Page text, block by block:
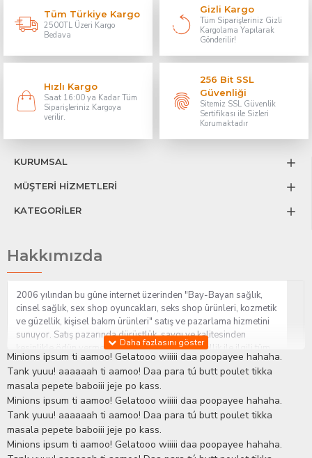
Tüm Türkiye Kargo
2500TL Üzeri Kargo
Bedava
Gizli Kargo
Tüm Siparişleriniz Gizli
Kargolama Yapılarak
Gönderilir!
Hızlı Kargo
Saat 16:00 ya Kadar Tüm
Siparişleriniz Kargoya
verilir.
256 Bit SSL
Güvenliği
Sitemiz SSL Güvenlik
Sertifikası ile Sizleri
Korumaktadır
KURUMSAL
MÜŞTERİ HİZMETLERİ
KATEGORİLER
Hakkımızda
2006 yılından bu güne internet üzerinden "Bay-Bayan sağlık,
cinsel sağlık, sex shop oyuncakları, seks shop ürünleri, kozmetik
ve güzellik, kişisel bakım ürünleri" satış ve pazarlama hizmetini
sunuyor. Satış pazarında dürüstlük, saygı ve kalitesinden
kesinlikle ödün vermeden hizmet sağlık ve güzellik ile ilgili tüm
sorularınıza anında cevap verebilen Yetkin ve uzman kadrosu ile
ihtiyaçlarınızı en uygun fiyat ve taksit seçenekleriyle karşılıyor.
İstanbul beylikdüzü Erotik Shop sitemizde insan odaklı çalışma
stratejimiz ile müşterilerimizin yaşamlarında mutlu, sağlıklı ve
bakımlı olmaları için onlara sağlık ve güzellik danışmanlığı
sağlıyoruz.Sex ShopAlışveriş sitemiz Erotik Shop sektöründeki
gelişmeleri ve yenilikleri çok yakından takip etmesi, yaklaşık
5000'e yakın geniş ürün yelpazesi ile Türkiye'de bu sektörde
Minions ipsum ti aamoo! Gelatooo wiiiii daa poopayee hahaha.
Tank yuuu! aaaaaah ti aamoo! Daa para tú butt poulet tikka
masala pepete baboiii jeje po kass.
Minions ipsum ti aamoo! Gelatooo wiiiii daa poopayee hahaha.
Tank yuuu! aaaaaah ti aamoo! Daa para tú butt poulet tikka
masala pepete baboiii jeje po kass.
Minions ipsum ti aamoo! Gelatooo wiiiii daa poopayee hahaha.